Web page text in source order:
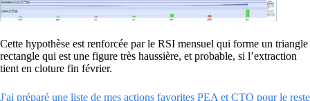
Cette hypothèse est renforcée par le RSI mensuel qui forme un triangle
rectangle qui est une figure très haussière, et probable, si l’extraction
tient en cloture fin février.
J'ai préparé une liste de mes actions favorites PEA et CTO pour le reste